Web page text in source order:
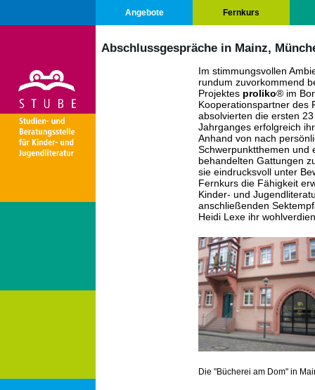
Angebote Fernkurs
Abschlussgespräche in Mainz,
Im stimmungsvollen
rundum zuvorkommend
Projektes proliko® im
Kooperationspartner des
absolvierten die ersten
Jahrganges erfolgreich
Anhand von nach
Schwerpunktthemen und
behandelten Gattungen
sie eindrucksvoll unter
Fernkurs die Fähigkeit
Kinder- und
anschließenden
Heidi Lexe ihr
Die "Bücherei am Dom" in